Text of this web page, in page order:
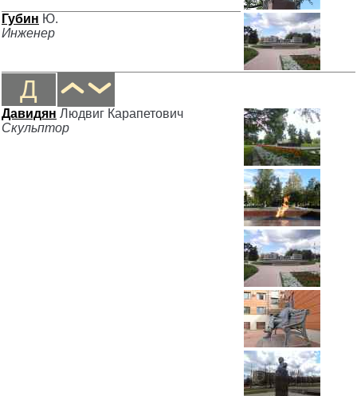
Губин Ю.
Инженер
Д
Давидян Людвиг Карапетович
Скульптор